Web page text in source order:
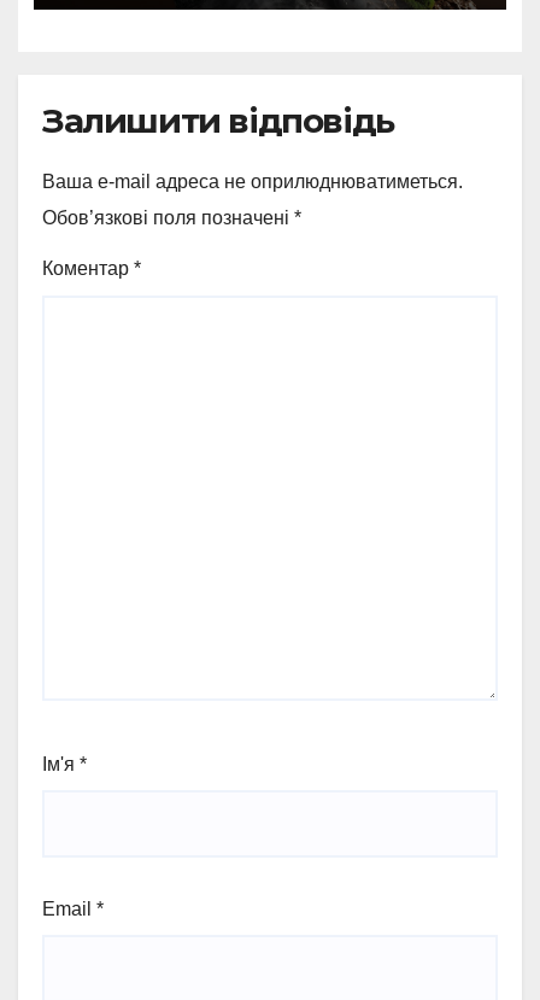
Залишити відповідь
Ваша e-mail адреса не оприлюднюватиметься.
Обов’язкові поля позначені *
Коментар *
Ім'я *
Email *